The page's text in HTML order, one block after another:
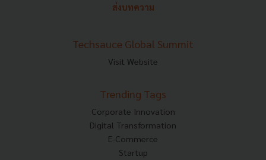
ส่งบทความ
Techsauce Global Summit
Visit Website
Trending Tags
Corporate Innovation
Digital Transformation
E-Commerce
Startup